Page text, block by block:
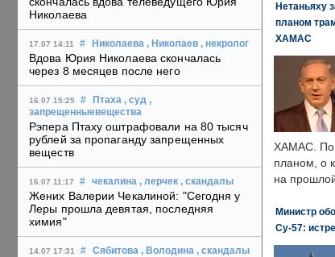
Николаева
17.07 14:11 # Николаева , Николаев , некролог
Вдова Юрия Николаева скончалась
через 8 месяцев после него
16.07 15:25 # Птаха , суд ,
запрещенныевещества
Рэпера Птаху оштрафовали на 80 тысяч
рублей за пропаганду запрещенных
веществ
16.07 11:17 # чекалина , лерчек , скандалы
Жених Валерии Чекалиной: "Сегодня у
Леры прошла девятая, последняя
химия"
14.07 17:31 # Сябитова , Володина , скандалы
Нетаньяху
планом
ХАМАС
ХАМАС. По
планом, о
на
Министр
Су-57: